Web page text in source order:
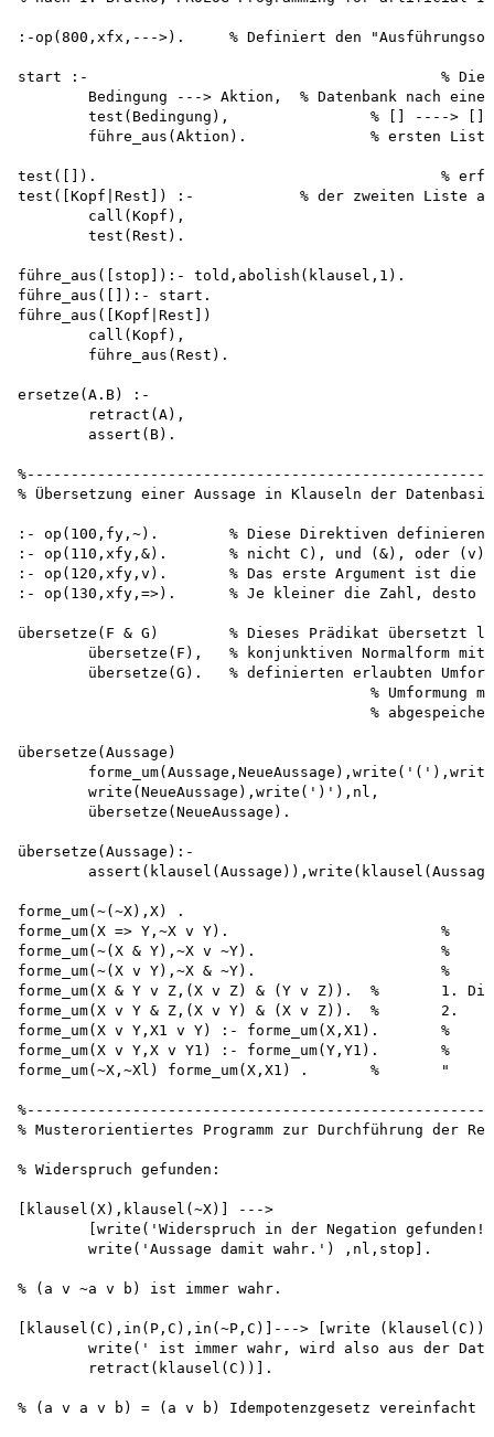
:-op(800,xfx,--->).	% Definiert den "Ausführungsoperator"
start :-					% Dieses Prädikat sucht in der
test([]).					% erfüllt sind, werden alle Aktionen
test([Kopf|Rest]) :-		% der zweiten Liste ausgeführt,
führe_aus([stop]):- told,abolish(klausel,1).
führe_aus([]):- start.
führe_aus([Kopf|Rest])
ersetze(A.B) :-
% Übersetzung einer Aussage in Klauseln der Datenbasis
:- op(100,fy,~).	% Diese Direktiven definieren die logischen Operatoren
:- op(110,xfy,&).	% nicht C), und (&), oder (v) und die Implikation (=>)
:- op(120,xfy,v).	% Das erste Argument ist die Priorität des Operators,
:- op(130,xfy,=>).	% Je kleiner die Zahl, desto größer die Priorität.
übersetze(F & G)	% Dieses Prädikat übersetzt logische Terme in der
übersetze(Aussage)
übersetze(Aussage):-
forme_um(~(~X),X) .					%	Prinzip der doppelten Negation
forme_um(X => Y,~X v Y).			%	Die	Implikation
forme_um(~(X & Y),~X v ~Y).			%	1. De Morgansches Gesetz
forme_um(~(X v Y),~X & ~Y).			%	2. De Morgansches Gesetz
forme_um(X & Y v Z,(X v Z) & (Y	v Z)).	%	1. Distributivgesetz
forme_um(X v Y & Z,(X v Y) & (X	v Z)).	%	2.	Distributivgesetz
forme_um(X v Y,X1 v Y) :- forme_um(X,X1).	%	Umformung von Teilausdrücken
forme_um(X v Y,X v Y1) :- forme_um(Y,Y1).	%	   "       "          "
forme_um(~X,~Xl) forme_um(X,X1) .	%	"
% Musterorientiertes Programm zur Durchführung der
% Widerspruch gefunden:
[klausel(X),klausel(~X)] --->
% (a v ~a v b) ist immer wahr.
[klausel(C),in(P,C),in(~P,C)]---> [write (klausel(C))
% (a v a v b) = (a v b) Idempotenzgesetz vereinfacht